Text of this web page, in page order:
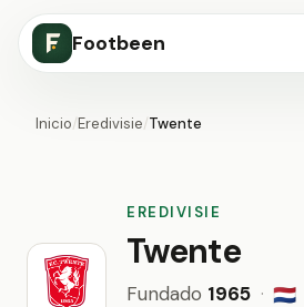
Footbeen
Inicio/Eredivisie/Twente
EREDIVISIE
Twente
Fundado 1965 · 🇳🇱